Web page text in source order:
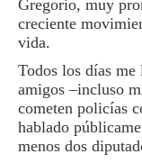
Gregorio, muy
creciente
vida.
Todos los días
amigos –incluso
cometen policías
hablado
menos dos